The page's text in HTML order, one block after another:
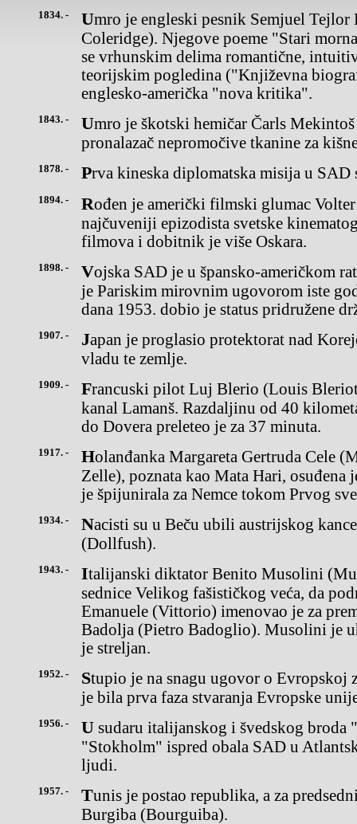
1834. - Umro je engleski pesnik Semjuel Tejlor Kolridž (Samuel Taylor
Coleridge). Njegove poeme "Stari
se vrhunskim delima romantične,
teorijskim pogledina ("Književna
englesko-američka "nova kritika".
1843. - Umro je škotski hemičar Čarls Mekintoš (Charles Macintosh),
pronalazač nepromočive tkanine za
1878. - Prva kineska diplomatska misija u
1894. - Rođen je američki filmski glumac Volter Brenan (Walter Brennan),
najčuveniji epizodista svetske
filmova i dobitnik je više Oskara.
1898. - Vojska SAD je u špansko-američkom ratu okupirala Portoriko, koji
je Pariskim mirovnim ugovorom iste
dana 1953. dobio je status pridružene
1907. - Japan je proglasio protektorat nad Korejom sa pravom da kontroliše
vladu te zemlje.
1909. - Francuski pilot Luj Blerio (Louis Bleriot) prvi je preleteo avionom
kanal Lamanš. Razdaljinu od 40
do Dovera preleteo je za 37 minuta.
1917. - Holanđanka Margareta Gertruda Cele (Margaretha Geertruida
Zelle), poznata kao Mata Hari, osuđena
je špijunirala za Nemce tokom Prvog
1934. - Nacisti su u Beču ubili austrijskog kancelara Engelberta Dolfusa
(Dollfush).
1943. - Italijanski diktator Benito Musolini (Musolini) primoran je, nakon
sednice Velikog fašističkog veća, da
Emanuele (Vittorio) imenovao je za
Badolja (Pietro Badoglio). Musolini je
je streljan.
1952. - Stupio je na snagu ugovor o Evropskoj zajednici za ugalj i čelik, što
je bila prva faza stvaranja Evropske
1956. - U sudaru italijanskog i švedskog broda "Andrea Dorija" i
"Stokholm" ispred obala SAD u
ljudi.
1957. - Tunis je postao republika, a za predsednika je izabran Habib
Burgiba (Bourguiba).